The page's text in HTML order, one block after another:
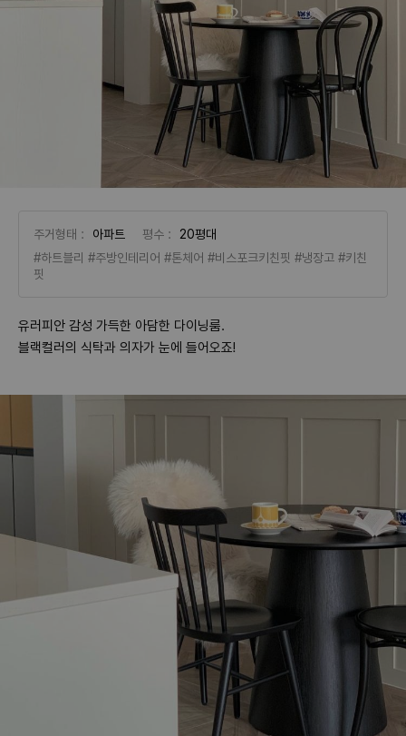
주거형태 : 아파트 평수 :
20평대
#하트블리 #주방인테리어 #톤체어 #비스포크키친핏 #냉장고 #키친
핏
유러피안 감성 가득한 아담한 다이닝룸.
블랙컬러의 식탁과 의자가 눈에 들어오죠!